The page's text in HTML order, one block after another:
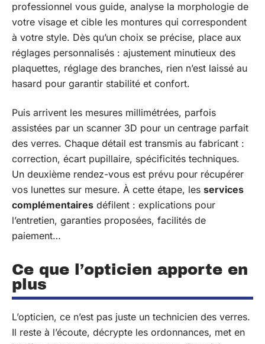
professionnel vous guide, analyse la morphologie de
votre visage et cible les montures qui correspondent
à votre style. Dès qu’un choix se précise, place aux
réglages personnalisés : ajustement minutieux des
plaquettes, réglage des branches, rien n’est laissé au
hasard pour garantir stabilité et confort.
Puis arrivent les mesures millimétrées, parfois
assistées par un scanner 3D pour un centrage parfait
des verres. Chaque détail est transmis au fabricant :
correction, écart pupillaire, spécificités techniques.
Un deuxième rendez-vous est prévu pour récupérer
vos lunettes sur mesure. À cette étape, les services
complémentaires défilent : explications pour
l’entretien, garanties proposées, facilités de
paiement…
Ce que l’opticien apporte en
plus
L’opticien, ce n’est pas juste un technicien des verres.
Il reste à l’écoute, décrypte les ordonnances, met en